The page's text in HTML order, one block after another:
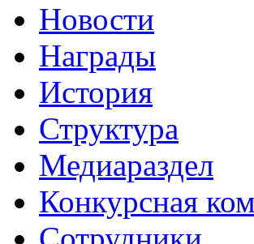
Новости
Награды
История
Структура
Медиараздел
Конкурсная